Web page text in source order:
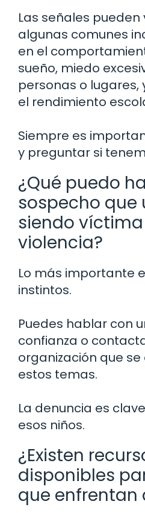
Las señales pueden
algunas comunes
en el
sueño, miedo
personas o lugares,
el rendimiento
Siempre es
y preguntar si
¿Qué puedo
sospecho que
siendo
violencia?
Lo más importante
instintos.
Puedes hablar con
confianza o
organización que
estos temas.
La denuncia es
esos niños.
¿Existen
disponibles
que enfrentan